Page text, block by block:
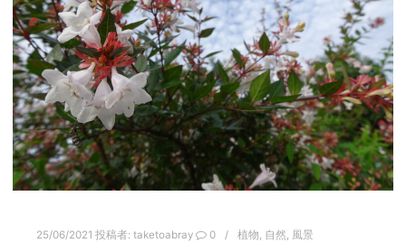
25/06/2021 投稿者: taketoabray 0 植物, 自然, 風景